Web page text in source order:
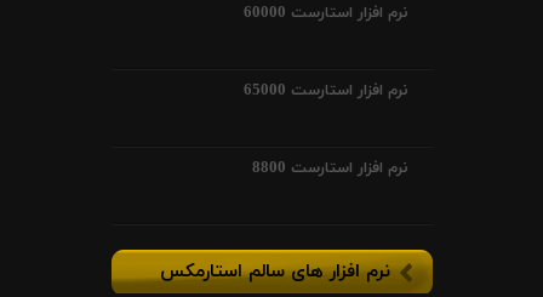
نرم افزار استارست 60000
نرم افزار استارست 65000
نرم افزار استارست 8800
نرم افزار های سالم استارمکس